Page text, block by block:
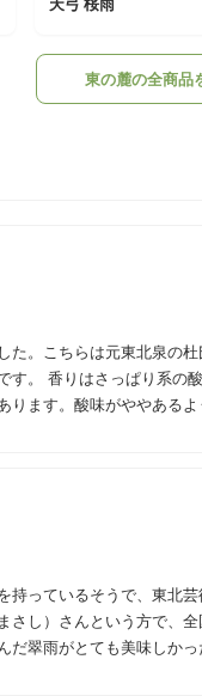
東の麓の全商品
た。こちらは元東北泉の
んでみると結
ります。酸味がややある
持っているそうで、東北
さし）さんという方で、
がとても美味しかったので、こ